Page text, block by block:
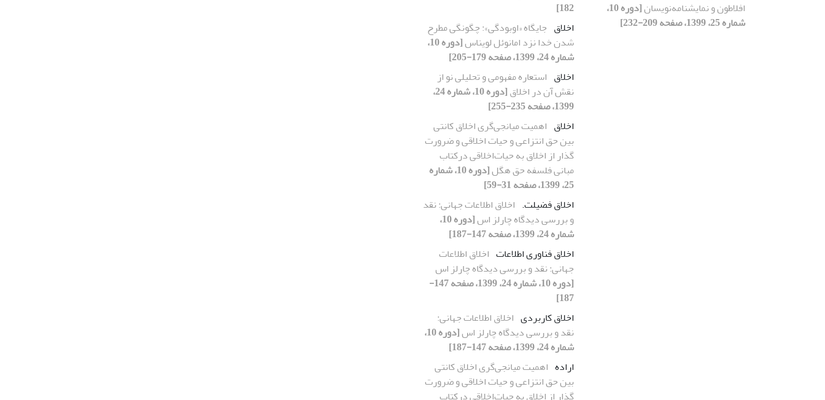
افلاطون و نمایشنامه‌نویسان
[دوره 10،
شماره 25، 1399، صفحه 209-232]
182]
اخلاق جایگاه «اوبودگی»: چگونگی مطرح
شدن خدا نزد امانوئل لویناس
[دوره 10،
شماره 24، 1399، صفحه 179-205]
اخلاق استعاره مفهومی و تحلیلی نو از
نقش آن در اخلاق
[دوره 10، شماره 24،
1399، صفحه 235-255]
اخلاق اهمیت میانجی‌گری اخلاق کانتی
بین حق انتزاعی و حیات اخلاقی و ضرورت
گذار از اخلاق به حیات‌اخلاقی درکتاب
مبانی فلسفه حق هگل
[دوره 10، شماره
25، 1399، صفحه 31-59]
اخلاق فضیلت.‏ اخلاق اطلاعات جهانی: نقد
و بررسی دیدگاه چارلز اس
[دوره 10،
شماره 24، 1399، صفحه 147-187]
اخلاق فناوری اطلاعات اخلاق اطلاعات
جهانی: نقد و بررسی دیدگاه چارلز اس
[دوره 10، شماره 24، 1399، صفحه 147-
187]
اخلاق کاربردی اخلاق اطلاعات جهانی:
نقد و بررسی دیدگاه چارلز اس
[دوره 10،
شماره 24، 1399، صفحه 147-187]
اراده اهمیت میانجی‌گری اخلاق کانتی
بین حق انتزاعی و حیات اخلاقی و ضرورت
گذار از اخلاق به حیات‌اخلاقی درکتاب